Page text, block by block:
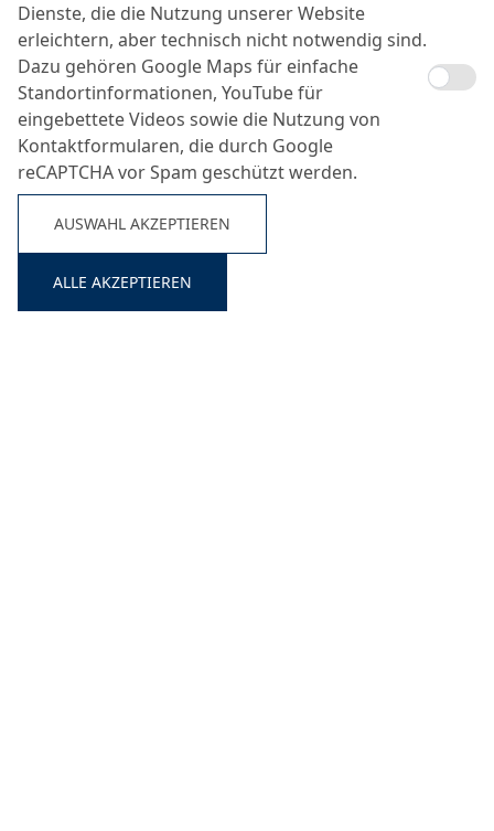
Suche ...
Konudur Flexfit
Reaktionsharz-Spachtelmasse zur flexiblen Anbindung von
vor Ort härtenden Schlauchlinern an Schächte
Dienste, die die Nutzung unserer Website
erleichtern, aber technisch nicht notwendig sind.
Dazu gehören Google Maps für einfache
Standortinformationen, YouTube für
eingebettete Videos sowie die Nutzung von
Kontaktformularen, die durch Google
reCAPTCHA vor Spam geschützt werden.
AUSWAHL AKZEPTIEREN
ALLE AKZEPTIEREN